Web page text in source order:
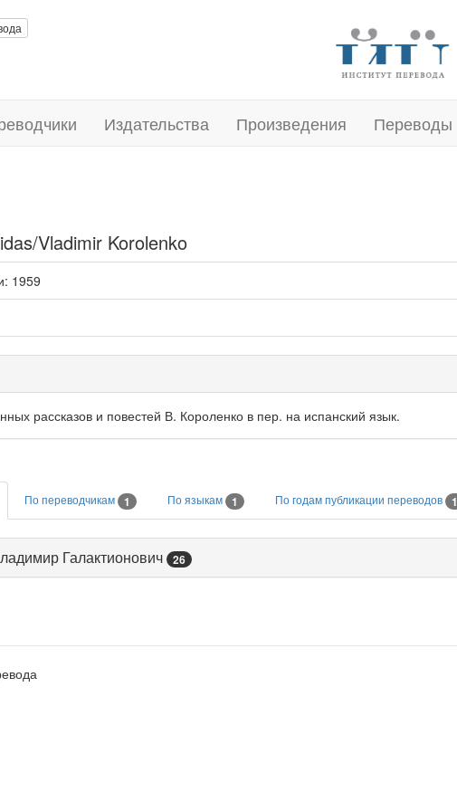
Издательства Произведения Переводы
Vladimir Korolenko
: 1959
рассказов и повестей В. Короленко в пер. на испанский язык.
По переводчикам 1 По языкам 1 По годам публикации переводов 1
Галактионович 26